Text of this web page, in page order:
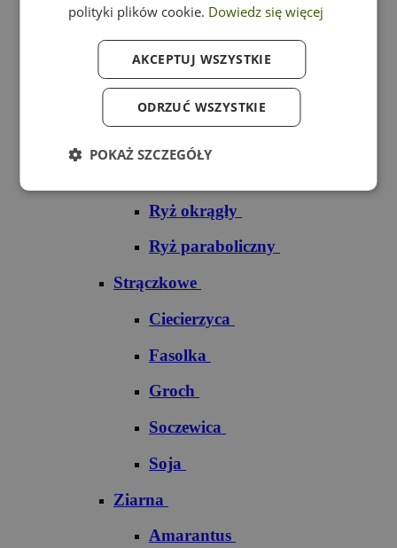
Ryż czerwony
Ryż do sushi
Ryż okrągły
Ryż paraboliczny
Strączkowe
Ciecierzyca
Fasolka
Groch
Soczewica
Soja
Ziarna
Amarantus
polityki plików cookie. Dowiedz się więcej
AKCEPTUJ WSZYSTKIE
ODRZUĆ WSZYSTKIE
POKAŻ SZCZEGÓŁY